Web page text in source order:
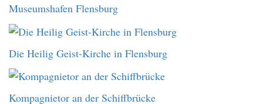
Museumshafen Flensburg
Die Heilig Geist-Kirche in Flensburg
Kompagnietor an der Schiffbrücke